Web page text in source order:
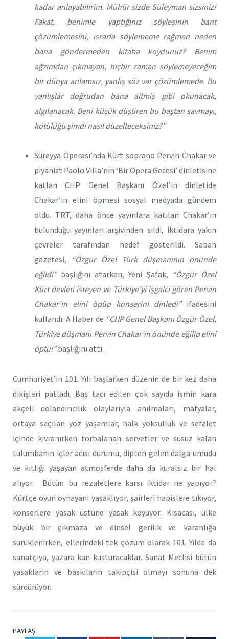
kadar anlayabilirim. Mühür sizde Süleyman sizsiniz!
Fakat, benimle yaptığınız söyleşinin bant
çözümlemesini, ısrarla söylememe rağmen neden
bana göndermeden kitaba koydunuz? Benim
ağzımdan çıkmayan, hiçbir zaman söylemeyeceğim
bir dünya anlamsız, yanlış söz var çözümlemede. Bu
yanlışlar doğrudan bana aitmiş gibi okunacak,
algılanacak. Beni küçük düşüren bu baştan savmayı,
kötülüğü şimdi nasıl düzelteceksiniz?”
Süreyya Operası’nda Kürt soprano Pervin Chakar ve
piyanist Paolo Villa’nın ‘Bir Opera Gecesi’ dinletisine
katlan CHP Genel Başkanı Özel’in dinletide
Chakar’ın elini öpmesi sosyal medyada gündem
oldu. TRT, daha önce yayınlara katılan Chakar’ın
bulunduğu yayınları arşivinden sildi, iktidara yakın
çevreler tarafından hedef gösterildi. Sabah
gazetesi,
“Özgür Özel Türk düşmanının önünde
eğildi”başlığını atarken, Yeni Şafak, “Özgür Özel
Kürt devleti isteyen ve Türkiye’yi işgalci gören Pervin
Chakar’ın elini öpüp konserini dinledi”ifadesini
kullandı. A Haber de “CHP Genel Başkanı Özgür Özel,
Türkiye düşmanı Pervin Chakar’ın önünde eğilip elini
öptü!”başlığını attı.
Cumhuriyet’in 101. Yılı başlarken düzenin de bir kez daha
dikişleri patladı. Baş tacı edilen çok sayıda ismin kara
akçeli dolandırıcılık olaylarıyla anılmaları, mafyalar,
ortaya saçılan yoz yaşamlar, halk yoksulluk ve sefalet
içinde kıvranırken torbalanan servetler ve susuz kalan
tulumbanın içler acısı durumu, dipten gelen dalga umudu
ve kıtlığı yaşayan atmosferde daha da kuralsız bir hal
alıyor.
Bütün bu rezaletlere karsı iktidar ne yapıyor?
Kürtçe oyun oynayanı yasaklıyor, şairleri hapislere tıkıyor,
konserlere yasak üstüne yasak koyuyor. Kısacası, ülke
büyük bir çıkmaza ve dinsel gerilik ve karanlığa
sürüklenirken, ellerindeki tek çözüm olarak 101. Yılda da
sanatçıya, yazara kan kusturacaklar. Sanat Meclisi bütün
yasakların ve baskıların takipçisi olmayı sonuna dek
sürdürüyor.
PAYLAŞ.